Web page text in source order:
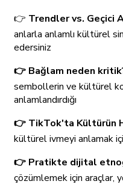
👉 Trendler vs. Geçici
anlarla anlamlı kültürel
edersiniz
👉 Bağlam neden
sembollerin ve kültürel
anlamlandırdığı
👉 TikTok'ta Kültürün
kültürel ivmeyi anlamak
👉 Pratikte dijital
çözümlemek için araçlar,